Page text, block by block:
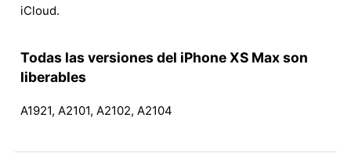
iCloud.
Todas las versiones del iPhone XS Max son
liberables
A1921, A2101, A2102, A2104